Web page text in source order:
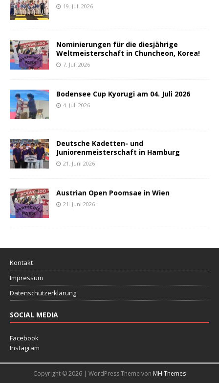
19. Juli 2026
Nominierungen für die diesjährige
Weltmeisterschaft in Chuncheon, Korea!
7. Juli 2026
Bodensee Cup Kyorugi am 04. Juli 2026
4. Juli 2026
Deutsche Kadetten- und
Juniorenmeisterschaft in Hamburg
21. Juni 2026
Austrian Open Poomsae in Wien
21. Juni 2026
Kontakt
Impressum
Datenschutzerklärung
SOCIAL MEDIA
Facebook
Instagram
Copyright © 2026 | WordPress Theme von MH Themes